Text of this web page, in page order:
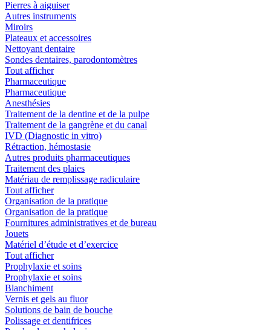
Pierres à aiguiser
Autres instruments
Miroirs
Plateaux et accessoires
Nettoyant dentaire
Sondes dentaires, parodontomètres
Tout afficher
Pharmaceutique
Pharmaceutique
Anesthésies
Traitement de la dentine et de la pulpe
Traitement de la gangrène et du canal
IVD (Diagnostic in vitro)
Rétraction, hémostasie
Autres produits pharmaceutiques
Traitement des plaies
Matériau de remplissage radiculaire
Tout afficher
Organisation de la pratique
Organisation de la pratique
Fournitures administratives et de bureau
Jouets
Matériel d’étude et d’exercice
Tout afficher
Prophylaxie et soins
Prophylaxie et soins
Blanchiment
Vernis et gels au fluor
Solutions de bain de bouche
Polissage et dentifrices